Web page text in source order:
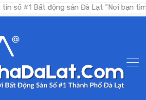
Bất động sản Đà Lạt "Nơi bạn tìm